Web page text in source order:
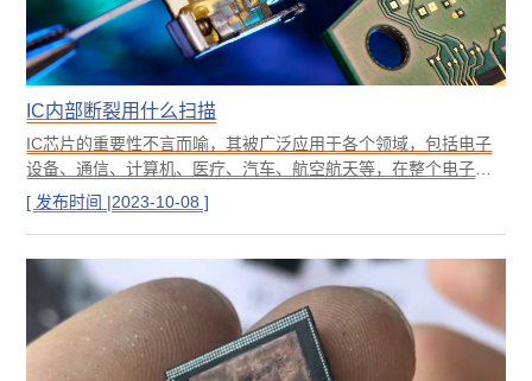
IC内部断裂用什么扫描
IC芯片的重要性不言而喻，其被广泛应用于各个领域，包括电子
设备、通信、计算机、医疗、汽车、航空航天等，在整个电子电
路中起到了非常重要的作用，如计算和处理数据、存储、通信控
制与传感、图像处理等功能。如果IC芯片坏了，内部出现断裂等
成像（Infrared Thermography）技术。红外热成像利用红外辐射
来检测物体的温度分布，从而帮助发现IC内部的断裂或热点。
[ 发布时间 |2023-10-08 ]